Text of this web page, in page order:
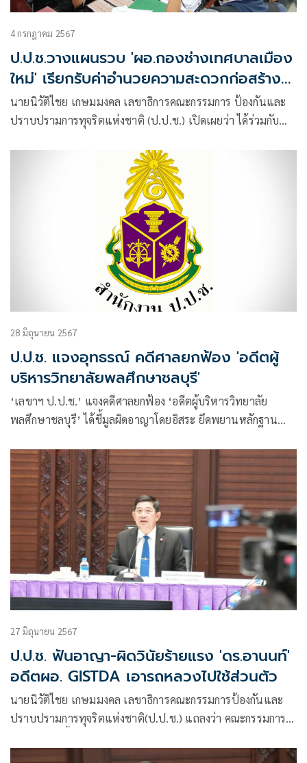
4 กรกฎาคม 2567
ป.ป.ช.วางแผนรวบ 'ผอ.กองช่างเทศบาลเมือง
ใหม่' เรียกรับค่าอำนวยความสะดวกก่อสร้าง
หอพัก
นายนิวัติไชย เกษมมงคล เลขาธิการคณะกรรมการ ป้องกันและ
ปราบปรามการทุจริตแห่งชาติ (ป.ป.ช.) เปิดเผยว่า ได้ร่วมกับ
28 มิถุนายน 2567
ป.ป.ช. แจงอุทธรณ์ คดีศาลยกฟ้อง 'อดีตผู้
บริหารวิทยาลัยพลศึกษาชลบุรี'
‘เลขาฯ ป.ป.ช.’ แจงคดีศาลยกฟ้อง ‘อดีตผู้บริหารวิทยาลัย
พลศึกษาชลบุรี’ ได้ชี้มูลผิดอาญาโดยอิสระ ยึดพยานหลักฐาน
27 มิถุนายน 2567
ป.ป.ช. ฟันอาญา-ผิดวินัยร้ายแรง 'ดร.อานนท์'
อดีตผอ. GISTDA เอารถหลวงไปใช้ส่วนตัว
นายนิวัติไชย เกษมมงคล เลขาธิการคณะกรรมการป้องกันและ
ปราบปรามการทุจริตแห่งชาติ(ป.ป.ช.) แถลงว่า คณะกรรมการ
ครั้งดำรงตำแหน่งผู้อำนวยการสำนักงานพัฒนาเทคโนโลยี